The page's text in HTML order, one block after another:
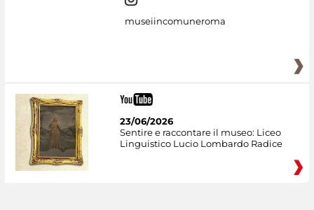
museiincomuneroma
23/06/2026
Sentire e raccontare il museo: Liceo
Linguistico Lucio Lombardo Radice